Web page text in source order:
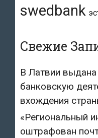
swedbank
Свежие
В Латвии
банковскую
вхождения
«Региональный
оштрафован